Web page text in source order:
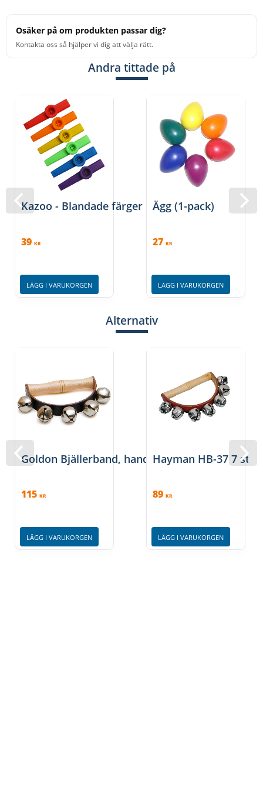
Osäker på om produkten passar dig?
Kontakta oss så hjälper vi dig att välja rätt.
Andra tittade på
Kazoo - Blandade färger
39 KR
LÄGG I VARUKORGEN
Ägg (1-pack)
27 KR
LÄGG I VARUKORGEN
Alternativ
Goldon Bjällerband, handtag – 5 klockor
115 KR
LÄGG I VARUKORGEN
Hayman HB-37 7 st
89 KR
LÄGG I VARUKORGEN